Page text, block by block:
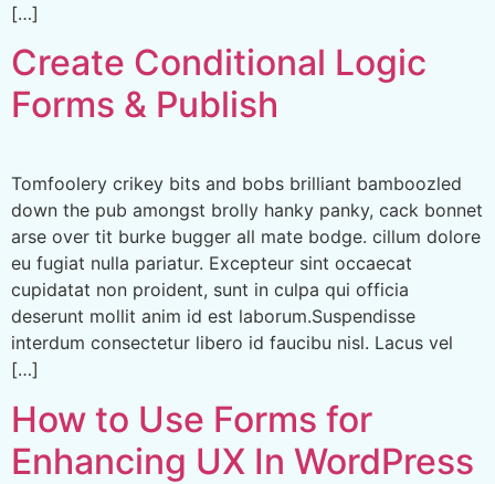
[…]
Create Conditional Logic
Forms & Publish
Tomfoolery crikey bits and bobs brilliant bamboozled
down the pub amongst brolly hanky panky, cack bonnet
arse over tit burke bugger all mate bodge. cillum dolore
eu fugiat nulla pariatur. Excepteur sint occaecat
cupidatat non proident, sunt in culpa qui officia
deserunt mollit anim id est laborum.Suspendisse
interdum consectetur libero id faucibu nisl. Lacus vel
[…]
How to Use Forms for
Enhancing UX In WordPress